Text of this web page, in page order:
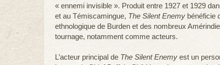
« ennemi invisible ». Produit entre 1927 et 1929
et au Témiscamingue, The Silent Enemy bénéficie
ethnologique de Burden et des nombreux
tournage, notamment comme acteurs.
L’acteur principal de The Silent Enemy est un